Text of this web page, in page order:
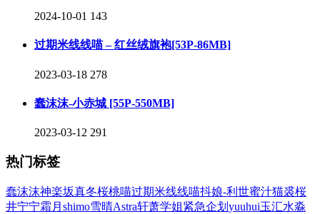
2024-10-01 143
过期米线线喵 – 红丝绒旗袍[53P-86MB]
2023-03-18 278
蠢沫沫-小赤城 [55P-550MB]
2023-03-12 291
热门标签
蠢沫沫神楽坂真冬桜桃喵过期米线线喵抖娘-利世蜜汁猫裘桜
井宁宁霜月shimo雪晴Astra轩萧学姐紧急企划 yuuhui玉汇水淼